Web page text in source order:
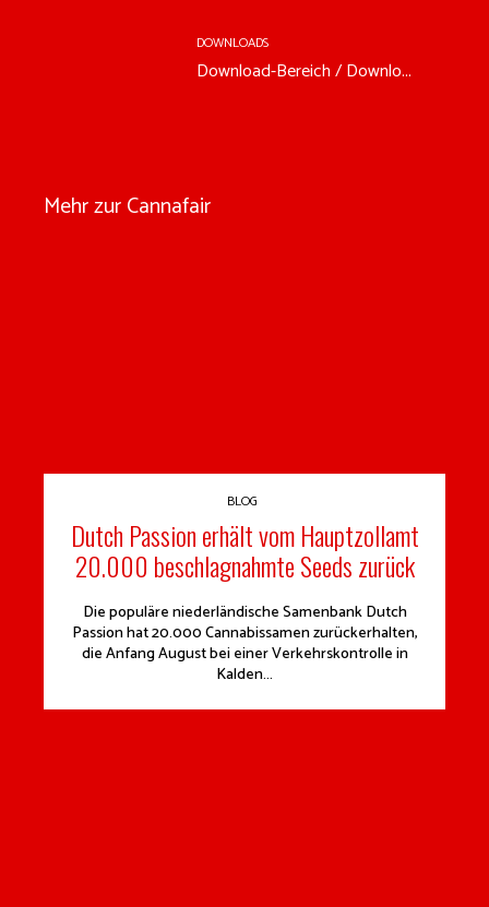
DOWNLOADS
Download-Bereich / Downlo...
Mehr zur Cannafair
BLOG
Dutch Passion erhält vom Hauptzollamt
20.000 beschlagnahmte Seeds zurück
Die populäre niederländische Samenbank Dutch
Passion hat 20.000 Cannabissamen zurückerhalten,
die Anfang August bei einer Verkehrskontrolle in
Kalden...